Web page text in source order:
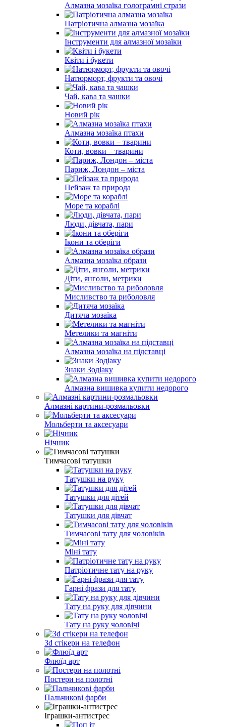
Алмазна мозаїка голограмні стрази
Патріотична алмазна мозаїка
Інструменти для алмазної мозаїки
Квіти і букети
Натюрморт, фрукти та овочі
Чай, кава та чашки
Новий рік
Алмазна мозаїка птахи
Коти, вовки – тварини
Париж, Лондон – міста
Пейзаж та природа
Море та кораблі
Люди, дівчата, пари
Ікони та оберіги
Алмазна мозаїка образи
Діти, янголи, метрики
Мисливство та риболовля
Дитяча мозаїка
Метелики та магніти
Алмазна мозаїка на підставці
Знаки Зодіаку
Алмазна вишивка купити недорого
Алмазні картини-розмальовки
Мольберти та аксесуари
Нічник
Тимчасові татушки
Татушки на руку
Татушки для дітей
Татушки для дівчат
Тимчасові тату для чоловіків
Міні тату
Патріотичне тату на руку
Гарні фрази для тату
Тату на руку для дівчини
Тату на руку чоловічі
3d стікери на телефон
Флюїд арт
Постери на полотні
Пальчикові фарби
Іграшки-антистрес